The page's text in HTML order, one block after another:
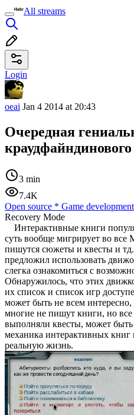
All streams
Login
oeai Jan 4 2014 at 20:43
Очередная
3 min
7.4K
Open source * Game development
Recovery Mode
Интерактивные книги
суть вообще мигрирует во
пишутся сюжеты и квесты и
предложил использовать
слегка ознакомиться с
Обнаружилось, что этих
их список и список игр
может быть не всем
многие не пишут книги, но
выполняли квесты, может быть
механика интерактивных
реальную жизнь.